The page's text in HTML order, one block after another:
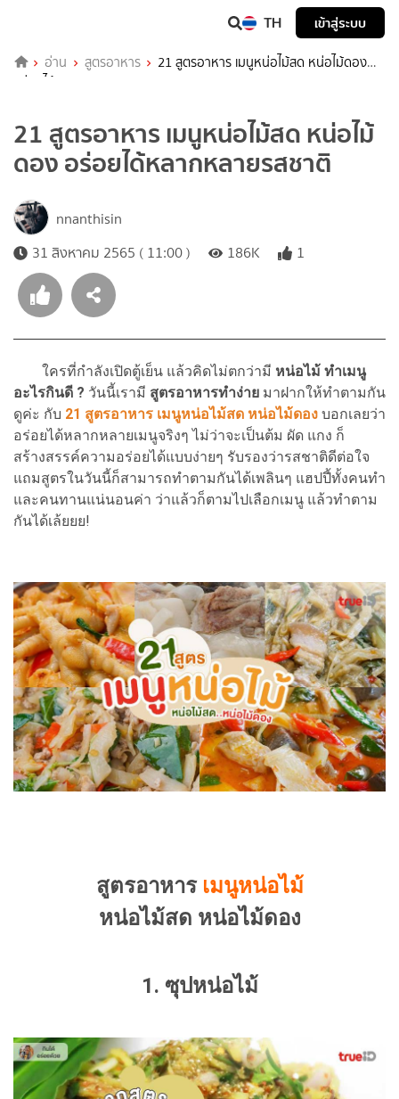
TH เข้าสู่ระบบ
อ่าน สูตรอาหาร
21 สูตรอาหาร เมนูหน่อไม้สด หน่อไม้ดอง
อร่อยได้หลากหลายรสชาติ
21 สูตรอาหาร เมนูหน่อไม้สด หน่อไม้
ดอง อร่อยได้หลากหลายรสชาติ
nnanthisin
31 สิงหาคม 2565 ( 11:00 )
186K 1
ใครที่กำลังเปิดตู้เย็น แล้วคิดไม่ตกว่ามี หน่อไม้ ทำเมนู
อะไรกินดี ? วันนี้เรามี สูตรอาหารทำง่าย มาฝากให้ทำตามกัน
ดูค่ะ กับ 21 สูตรอาหาร เมนูหน่อไม้สด หน่อไม้ดอง บอกเลยว่า
อร่อยได้หลากหลายเมนูจริงๆ ไม่ว่าจะเป็นต้ม ผัด แกง ก็
สร้างสรรค์ความอร่อยได้แบบง่ายๆ รับรองว่ารสชาติดีต่อใจ
แถมสูตรในวันนี้ก็สามารถทำตามกันได้เพลินๆ แฮปปี้ทั้งคนทำ
และคนทานแน่นอนค่า ว่าแล้วก็ตามไปเลือกเมนู แล้วทำตาม
กันได้เล้ยยย!
สูตรอาหาร เมนูหน่อไม้
หน่อไม้สด หน่อไม้ดอง
1. ซุปหน่อไม้